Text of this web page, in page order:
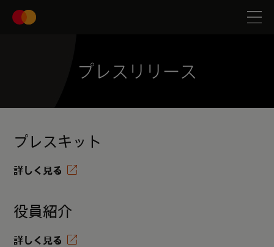
プレスリリース
プレスキット
詳しく見る
役員紹介
詳しく見る